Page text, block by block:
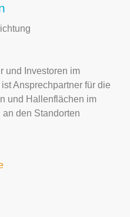
und Investoren im
Ansprechpartner für die
und Hallenflächen im
den Standorten